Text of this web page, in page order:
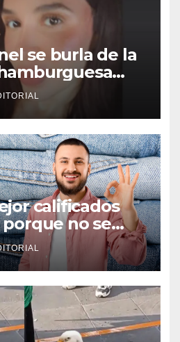
se burla de la
la esposa de
calificados
no se